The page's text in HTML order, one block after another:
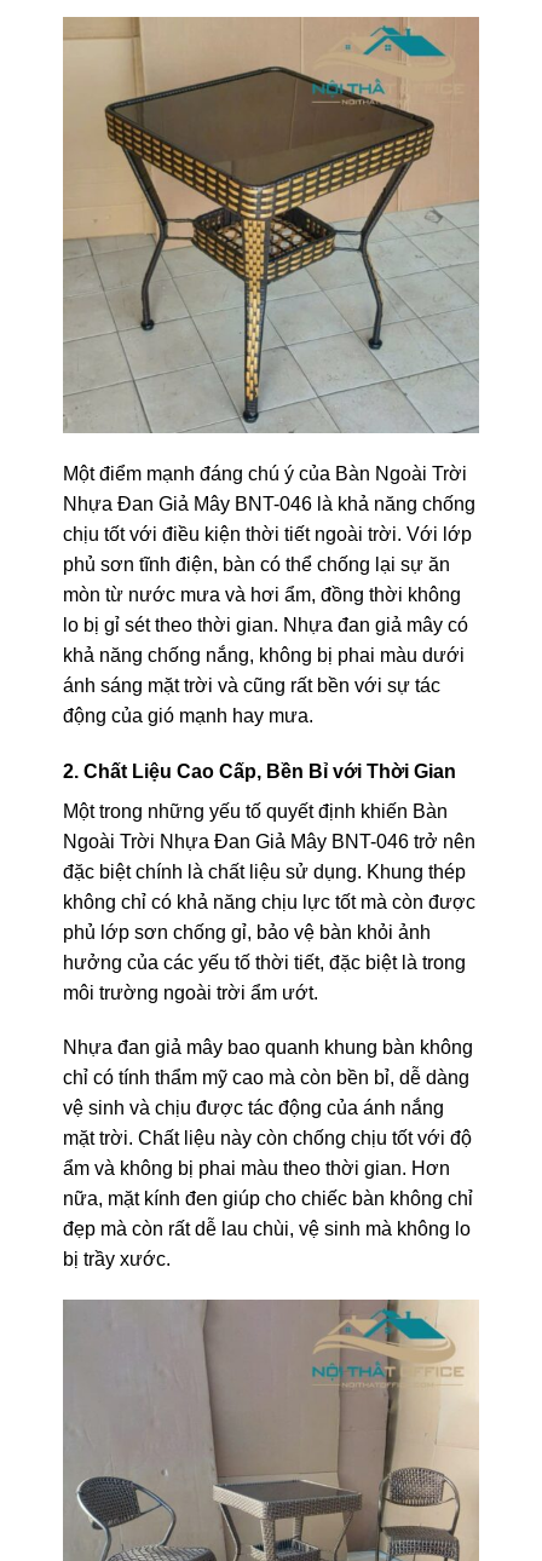
Một điểm mạnh đáng chú ý của Bàn Ngoài Trời
Nhựa Đan Giả Mây BNT-046 là khả năng chống
chịu tốt với điều kiện thời tiết ngoài trời. Với lớp
phủ sơn tĩnh điện, bàn có thể chống lại sự ăn
mòn từ nước mưa và hơi ẩm, đồng thời không
lo bị gỉ sét theo thời gian. Nhựa đan giả mây có
khả năng chống nắng, không bị phai màu dưới
ánh sáng mặt trời và cũng rất bền với sự tác
động của gió mạnh hay mưa.
2. Chất Liệu Cao Cấp, Bền Bỉ với Thời Gian
Một trong những yếu tố quyết định khiến Bàn
Ngoài Trời Nhựa Đan Giả Mây BNT-046 trở nên
đặc biệt chính là chất liệu sử dụng. Khung thép
không chỉ có khả năng chịu lực tốt mà còn được
phủ lớp sơn chống gỉ, bảo vệ bàn khỏi ảnh
hưởng của các yếu tố thời tiết, đặc biệt là trong
môi trường ngoài trời ẩm ướt.
Nhựa đan giả mây bao quanh khung bàn không
chỉ có tính thẩm mỹ cao mà còn bền bỉ, dễ dàng
vệ sinh và chịu được tác động của ánh nắng
mặt trời. Chất liệu này còn chống chịu tốt với độ
ẩm và không bị phai màu theo thời gian. Hơn
nữa, mặt kính đen giúp cho chiếc bàn không chỉ
đẹp mà còn rất dễ lau chùi, vệ sinh mà không lo
bị trầy xước.